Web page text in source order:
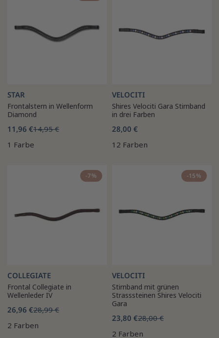
STAR
Frontalstern in Wellenform
Diamond
11,96 €14,95 €
1 Farbe
VELOCITI
Shires Velociti Gara Stirnband
in drei Farben
28,00 €
12 Farben
-7%
COLLEGIATE
Frontal Collegiate in
Wellenleder IV
26,96 €28,99 €
2 Farben
-15%
VELOCITI
Stirnband mit grünen
Strasssteinen Shires Velociti
Gara
23,80 €28,00 €
2 Farben